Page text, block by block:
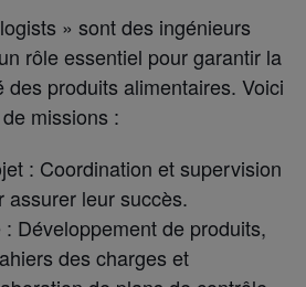
» sont des ingénieurs
rôle essentiel pour garantir la
produits alimentaires. Voici
missions :
: Coordination et supervision
assurer leur succès.
Développement de produits,
des charges et